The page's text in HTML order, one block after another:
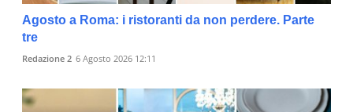
Agosto a Roma: i ristoranti da non perdere. Parte
tre
Redazione 2 6 Agosto 2026 12:11